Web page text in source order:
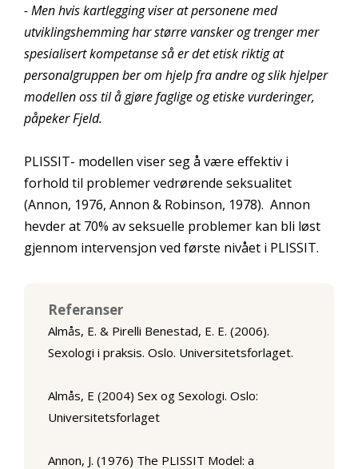
- Men hvis kartlegging viser at personene med
utviklingshemming har større vansker og trenger mer
spesialisert kompetanse så er det etisk riktig at
personalgruppen ber om hjelp fra andre og slik hjelper
modellen oss til å gjøre faglige og etiske vurderinger,
påpeker Fjeld.
PLISSIT- modellen viser seg å være effektiv i
forhold til problemer vedrørende seksualitet
(Annon, 1976, Annon & Robinson, 1978). Annon
hevder at 70% av seksuelle problemer kan bli løst
gjennom intervensjon ved første nivået i PLISSIT.
Referanser
Almås, E. & Pirelli Benestad, E. E. (2006).
Sexologi i praksis. Oslo. Universitetsforlaget.
Almås, E (2004) Sex og Sexologi. Oslo:
Universitetsforlaget
Annon, J. (1976) The PLISSIT Model: a